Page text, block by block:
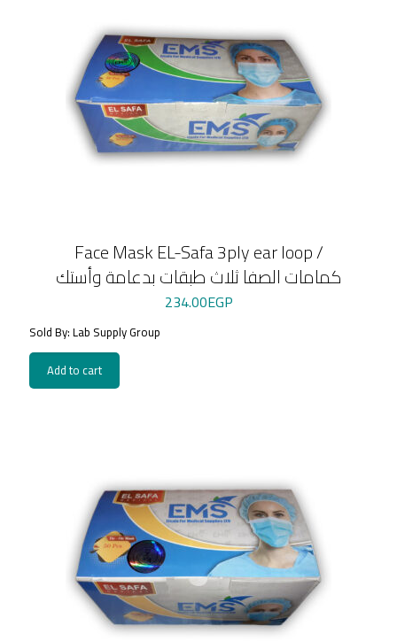
Face Mask EL-Safa 3ply ear loop /
كمامات الصفا ثلاث طبقات بدعامة وأستك
234.00EGP
Sold By: Lab Supply Group
Add to cart